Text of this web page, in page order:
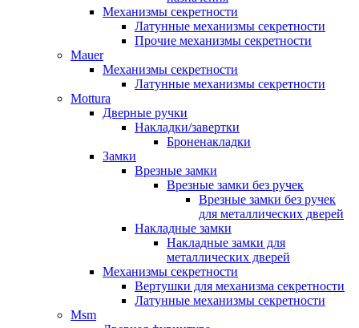
Механизмы секретности
Латунные механизмы секретности
Прочие механизмы секретности
Mauer
Механизмы секретности
Латунные механизмы секретности
Mottura
Дверные ручки
Накладки/завертки
Броненакладки
Замки
Врезные замки
Врезные замки без ручек
Врезные замки без ручек
для металлических дверей
Накладные замки
Накладные замки для
металлических дверей
Механизмы секретности
Вертушки для механизма секретности
Латунные механизмы секретности
Msm